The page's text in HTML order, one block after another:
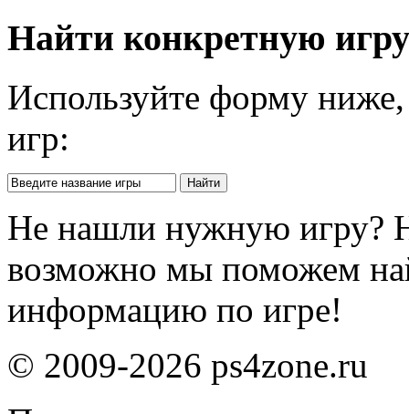
Найти конкретную
Используйте форму
игр:
Не нашли нужную игру?
возможно мы поможем
информацию по игре!
© 2009-2026 ps4zone.ru